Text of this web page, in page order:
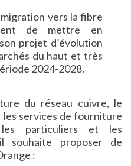
vers la fibre
de mettre en
projet d’évolution
du haut et très
2024-2028.
du réseau cuivre, le
services de fourniture
particuliers et les
souhaite proposer de
: